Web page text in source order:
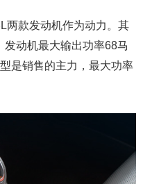
两款发动机作为动力。其
动机最大输出功率68马
是销售的主力，最大功率